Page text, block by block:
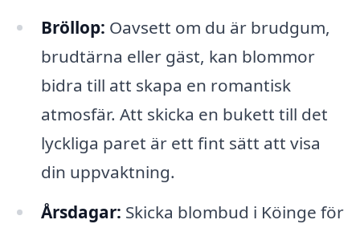
Bröllop: Oavsett om du är brudgum,
brudtärna eller gäst, kan blommor
bidra till att skapa en romantisk
atmosfär. Att skicka en bukett till det
lyckliga paret är ett fint sätt att visa
din uppvaktning.
Årsdagar: Skicka blombud i Köinge för